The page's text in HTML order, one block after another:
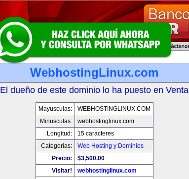
WebhostingLinux.com
El dueño de este dominio lo ha puesto en Venta
Mayusculas:
WEBHOSTINGLINUX.COM
Minusculas:
webhostinglinux.com
Longitud:
15 caracteres
Categorias:
Web Hosting y Dominios
Precio:
$3,500.00
Visitar!
webhostinglinux.com